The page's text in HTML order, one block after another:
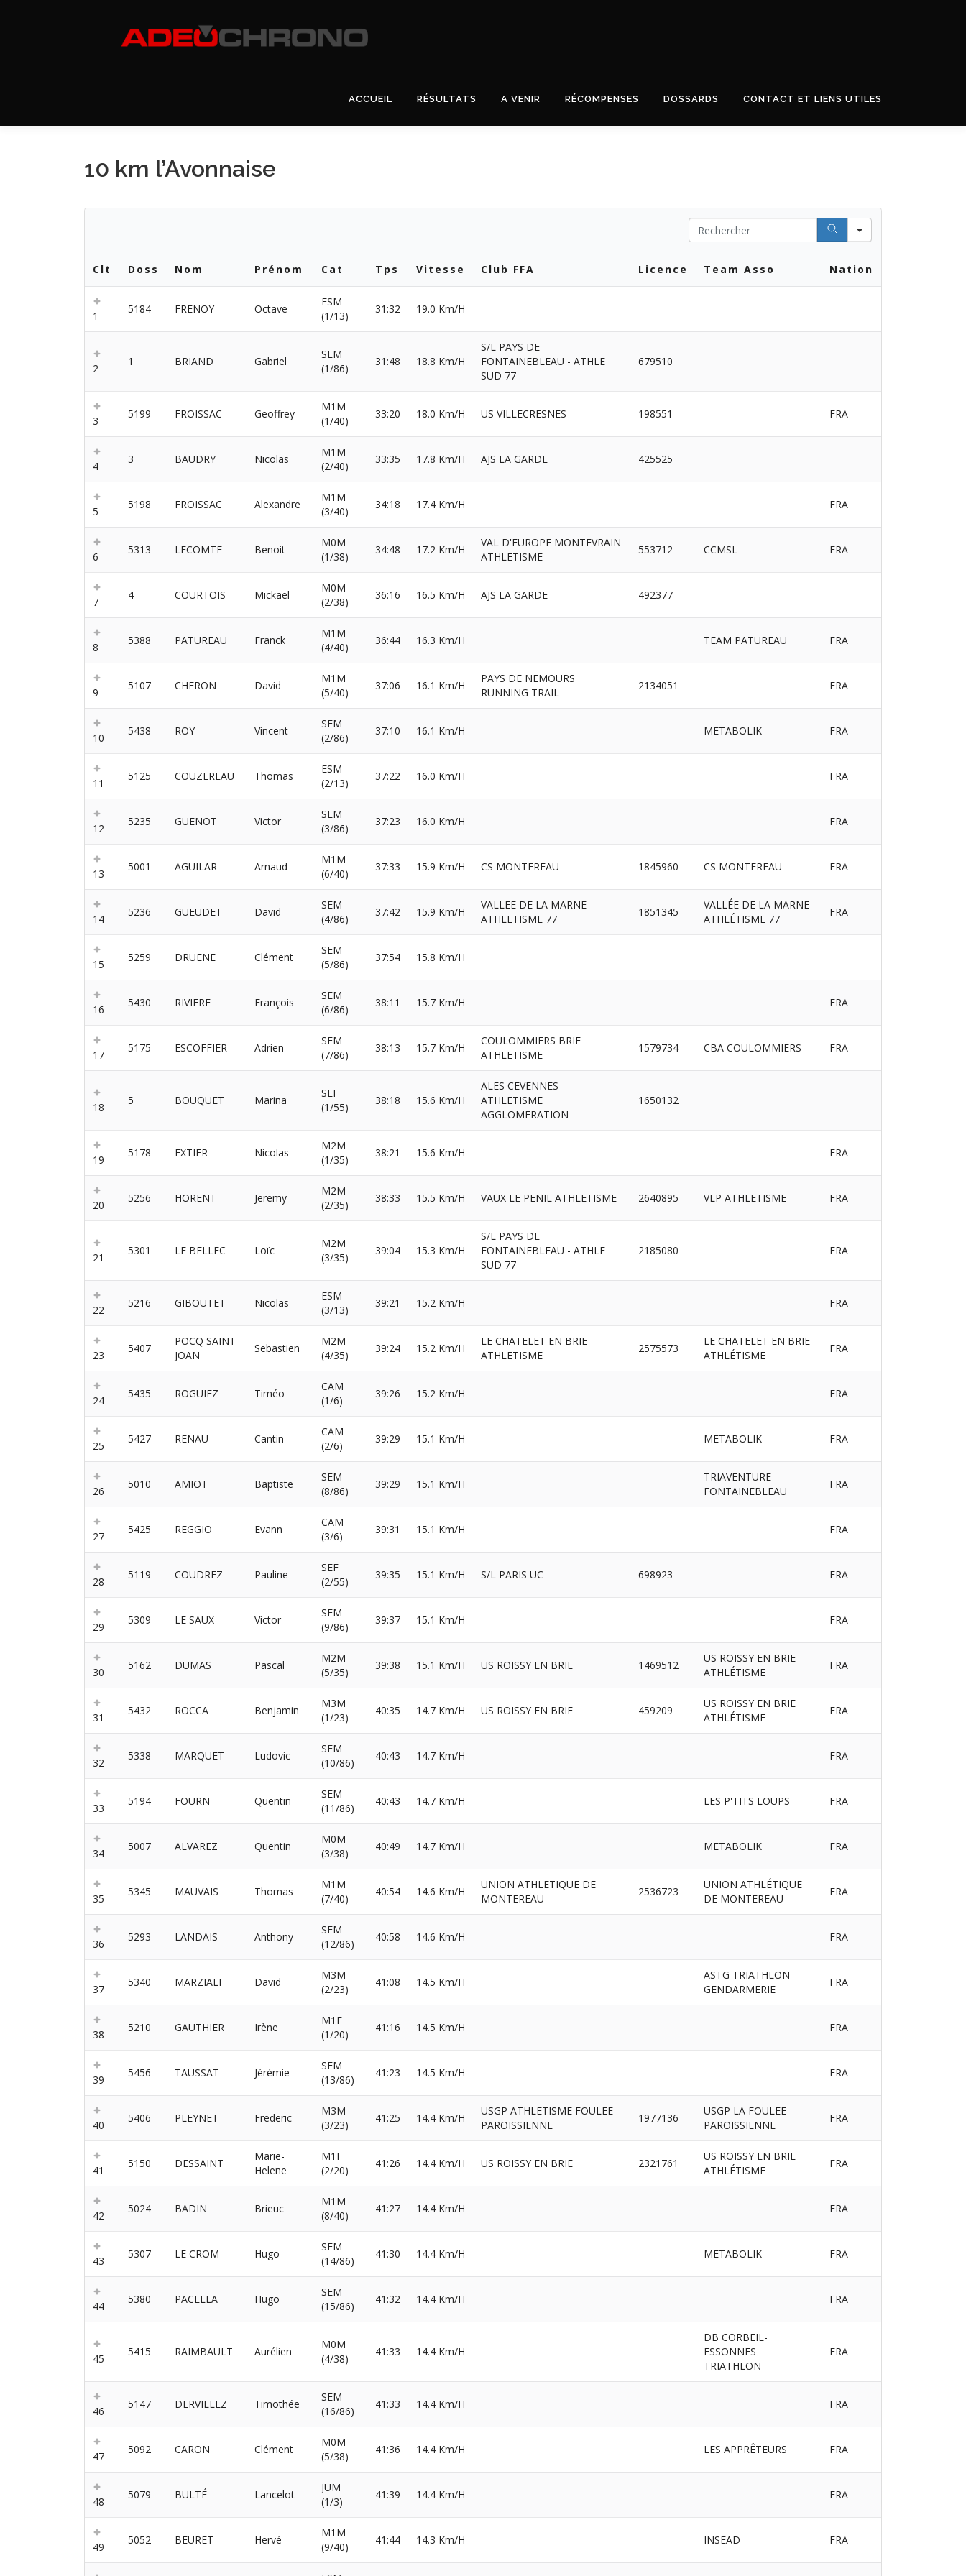
ACCUEIL RÉSULTATS A VENIR RÉCOMPENSES DOSSARDS CONTACT ET LIENS UTILES
10 km l’Avonnaise
Search
Clt Doss Nom Prénom Cat Tps Vitesse Club FFA Licence Team Asso Nation
1
5184 FRENOY Octave
ESM
(1/13)
31:32 19.0 Km/H
2
1 BRIAND Gabriel
SEM
(1/86)
31:48 18.8 Km/H
S/L PAYS DE
FONTAINEBLEAU - ATHLE
SUD 77
679510
3
5199 FROISSAC Geoffrey
M1M
(1/40)
33:20 18.0 Km/H US VILLECRESNES 198551 FRA
4
3 BAUDRY Nicolas
M1M
(2/40)
33:35 17.8 Km/H AJS LA GARDE 425525
5
5198 FROISSAC Alexandre
M1M
(3/40)
34:18 17.4 Km/H FRA
6
5313 LECOMTE Benoit
M0M
(1/38)
34:48 17.2 Km/H
VAL D'EUROPE MONTEVRAIN
ATHLETISME
553712 CCMSL FRA
7
4 COURTOIS Mickael
M0M
(2/38)
36:16 16.5 Km/H AJS LA GARDE 492377
8
5388 PATUREAU Franck
M1M
(4/40)
36:44 16.3 Km/H TEAM PATUREAU FRA
9
5107 CHERON David
M1M
(5/40)
37:06 16.1 Km/H
PAYS DE NEMOURS
RUNNING TRAIL
2134051 FRA
10
5438 ROY Vincent
SEM
(2/86)
37:10 16.1 Km/H METABOLIK FRA
11
5125 COUZEREAU Thomas
ESM
(2/13)
37:22 16.0 Km/H FRA
12
5235 GUENOT Victor
SEM
(3/86)
37:23 16.0 Km/H FRA
13
5001 AGUILAR Arnaud
M1M
(6/40)
37:33 15.9 Km/H CS MONTEREAU 1845960 CS MONTEREAU FRA
14
5236 GUEUDET David
SEM
(4/86)
37:42 15.9 Km/H
VALLEE DE LA MARNE
ATHLETISME 77
1851345
VALLÉE DE LA MARNE
ATHLÉTISME 77
FRA
15
5259 DRUENE Clément
SEM
(5/86)
37:54 15.8 Km/H
16
5430 RIVIERE François
SEM
(6/86)
38:11 15.7 Km/H FRA
17
5175 ESCOFFIER Adrien
SEM
(7/86)
38:13 15.7 Km/H
COULOMMIERS BRIE
ATHLETISME
1579734 CBA COULOMMIERS FRA
18
5 BOUQUET Marina
SEF
(1/55)
38:18 15.6 Km/H
ALES CEVENNES
ATHLETISME
AGGLOMERATION
1650132
19
5178 EXTIER Nicolas
M2M
(1/35)
38:21 15.6 Km/H FRA
20
5256 HORENT Jeremy
M2M
(2/35)
38:33 15.5 Km/H VAUX LE PENIL ATHLETISME 2640895 VLP ATHLETISME FRA
21
5301 LE BELLEC Loïc
M2M
(3/35)
39:04 15.3 Km/H
S/L PAYS DE
FONTAINEBLEAU - ATHLE
SUD 77
2185080 FRA
22
5216 GIBOUTET Nicolas
ESM
(3/13)
39:21 15.2 Km/H FRA
23
5407
POCQ SAINT
JOAN
Sebastien
M2M
(4/35)
39:24 15.2 Km/H
LE CHATELET EN BRIE
ATHLETISME
2575573
LE CHATELET EN BRIE
ATHLÉTISME
FRA
24
5435 ROGUIEZ Timéo
CAM
(1/6)
39:26 15.2 Km/H FRA
25
5427 RENAU Cantin
CAM
(2/6)
39:29 15.1 Km/H METABOLIK FRA
26
5010 AMIOT Baptiste
SEM
(8/86)
39:29 15.1 Km/H
TRIAVENTURE
FONTAINEBLEAU
FRA
27
5425 REGGIO Evann
CAM
(3/6)
39:31 15.1 Km/H FRA
28
5119 COUDREZ Pauline
SEF
(2/55)
39:35 15.1 Km/H S/L PARIS UC 698923 FRA
29
5309 LE SAUX Victor
SEM
(9/86)
39:37 15.1 Km/H FRA
30
5162 DUMAS Pascal
M2M
(5/35)
39:38 15.1 Km/H US ROISSY EN BRIE 1469512
US ROISSY EN BRIE
ATHLÉTISME
FRA
31
5432 ROCCA Benjamin
M3M
(1/23)
40:35 14.7 Km/H US ROISSY EN BRIE 459209
US ROISSY EN BRIE
ATHLÉTISME
FRA
32
5338 MARQUET Ludovic
SEM
(10/86)
40:43 14.7 Km/H FRA
33
5194 FOURN Quentin
SEM
(11/86)
40:43 14.7 Km/H LES P'TITS LOUPS FRA
34
5007 ALVAREZ Quentin
M0M
(3/38)
40:49 14.7 Km/H METABOLIK FRA
35
5345 MAUVAIS Thomas
M1M
(7/40)
40:54 14.6 Km/H
UNION ATHLETIQUE DE
MONTEREAU
2536723
UNION ATHLÉTIQUE
DE MONTEREAU
FRA
36
5293 LANDAIS Anthony
SEM
(12/86)
40:58 14.6 Km/H FRA
37
5340 MARZIALI David
M3M
(2/23)
41:08 14.5 Km/H
ASTG TRIATHLON
GENDARMERIE
FRA
38
5210 GAUTHIER Irène
M1F
(1/20)
41:16 14.5 Km/H FRA
39
5456 TAUSSAT Jérémie
SEM
(13/86)
41:23 14.5 Km/H FRA
40
5406 PLEYNET Frederic
M3M
(3/23)
41:25 14.4 Km/H
USGP ATHLETISME FOULEE
PAROISSIENNE
1977136
USGP LA FOULEE
PAROISSIENNE
FRA
41
5150 DESSAINT
Marie-
Helene
M1F
(2/20)
41:26 14.4 Km/H US ROISSY EN BRIE 2321761
US ROISSY EN BRIE
ATHLÉTISME
FRA
42
5024 BADIN Brieuc
M1M
(8/40)
41:27 14.4 Km/H FRA
43
5307 LE CROM Hugo
SEM
(14/86)
41:30 14.4 Km/H METABOLIK FRA
44
5380 PACELLA Hugo
SEM
(15/86)
41:32 14.4 Km/H FRA
45
5415 RAIMBAULT Aurélien
M0M
(4/38)
41:33 14.4 Km/H
DB CORBEIL-
ESSONNES
TRIATHLON
FRA
46
5147 DERVILLEZ Timothée
SEM
(16/86)
41:33 14.4 Km/H FRA
47
5092 CARON Clément
M0M
(5/38)
41:36 14.4 Km/H LES APPRÊTEURS FRA
48
5079 BULTÉ Lancelot
JUM
(1/3)
41:39 14.4 Km/H FRA
49
5052 BEURET Hervé
M1M
(9/40)
41:44 14.3 Km/H INSEAD FRA